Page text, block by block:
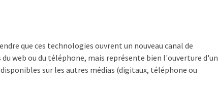
que ces technologies ouvrent un nouveau canal de
web ou du téléphone, mais représente bien l'ouverture d'un
sur les autres médias (digitaux, téléphone ou